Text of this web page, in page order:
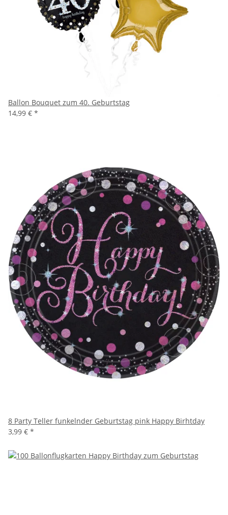
Ballon Bouquet zum 40. Geburtstag
14,99 € *
8 Party Teller funkelnder Geburtstag pink Happy Birhtday
3,99 € *